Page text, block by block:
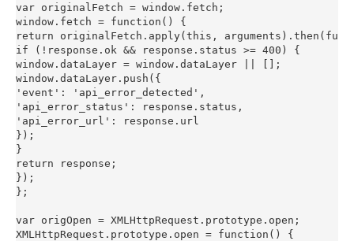
var originalFetch = window.fetch;
window.fetch = function() {
return originalFetch.apply(this,
if (!response.ok && response.status >= 400) {
window.dataLayer = window.dataLayer || [];
window.dataLayer.push({
'event': 'api_error_detected',
'api_error_status': response.status,
'api_error_url': response.url
});
}
return response;
});
};
var origOpen = XMLHttpRequest.prototype.open;
XMLHttpRequest.prototype.open = function() {